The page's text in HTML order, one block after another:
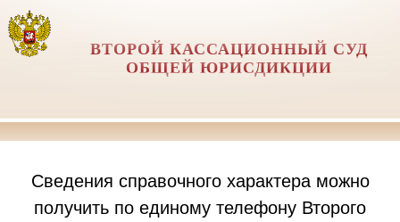
ВТОРОЙ КАССАЦИОННЫЙ СУД
ОБЩЕЙ ЮРИСДИКЦИИ
Сведения справочного характера можно
получить по единому телефону Второго